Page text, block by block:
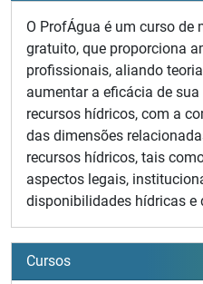
O ProfÁgua é um curso de
gratuito, que proporciona
profissionais, aliando
aumentar a eficácia de
recursos hídricos, com a
das dimensões
recursos hídricos, tais
aspectos legais,
disponibilidades hídricas e
Cursos